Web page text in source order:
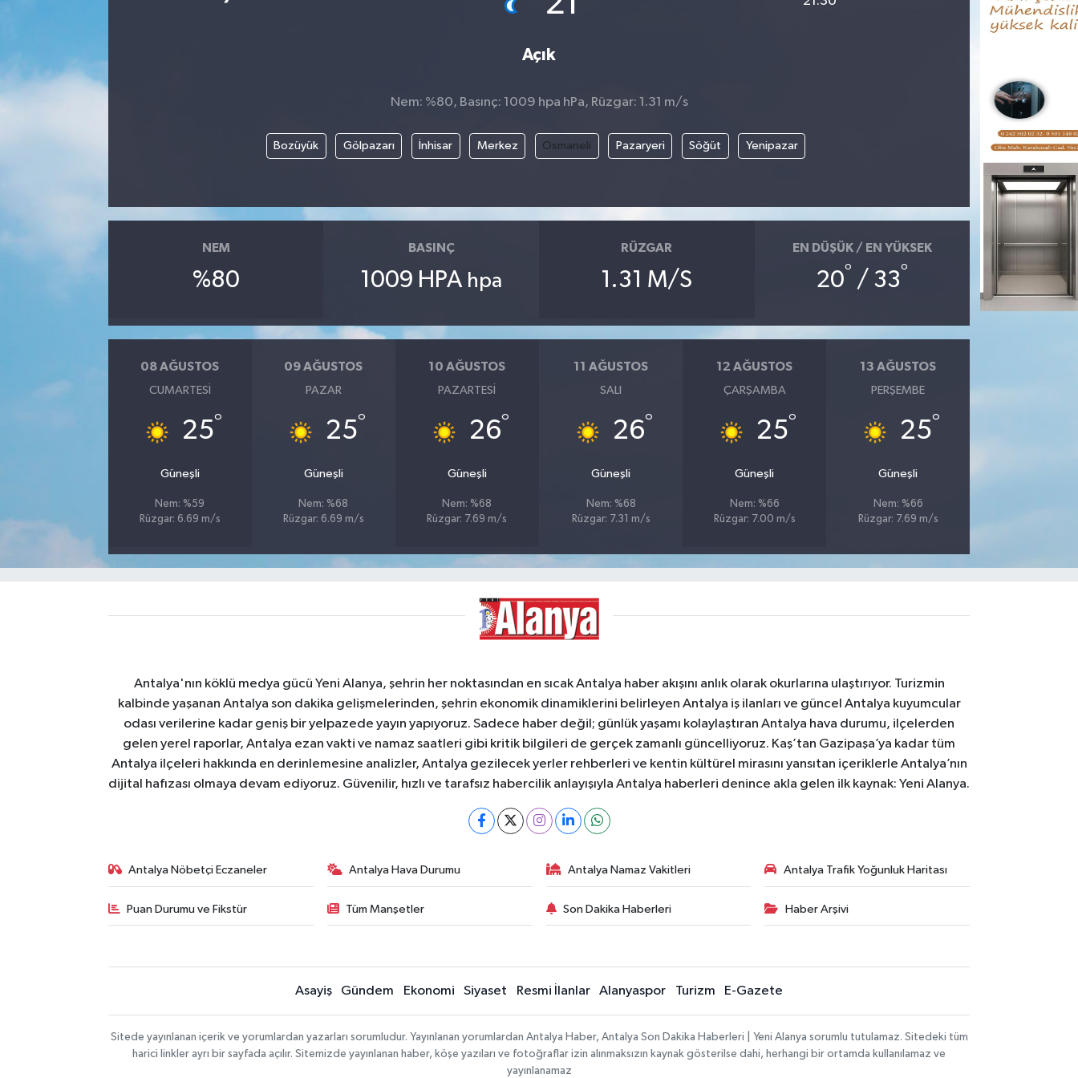
Açık
Nem: %80, Basınç: 1009 hpa hPa, Rüzgar: 1.31 m/s
Bozüyük Gölpazarı İnhisar Merkez Osmaneli Pazaryeri Söğüt Yenipazar
NEM
%80
BASINÇ
1009 HPA hpa
RÜZGAR
1.31 M/S
EN DÜŞÜK / EN YÜKSEK
20° / 33°
08 AĞUSTOS
CUMARTESI
25°
Güneşli
Nem: %59
Rüzgar: 6.69 m/s
09 AĞUSTOS
PAZAR
25°
Güneşli
Nem: %68
Rüzgar: 6.69 m/s
10 AĞUSTOS
PAZARTESI
26°
Güneşli
Nem: %68
Rüzgar: 7.69 m/s
11 AĞUSTOS
SALI
26°
Güneşli
Nem: %68
Rüzgar: 7.31 m/s
12 AĞUSTOS
ÇARŞAMBA
25°
Güneşli
Nem: %66
Rüzgar: 7.00 m/s
13 AĞUSTOS
PERŞEMBE
25°
Güneşli
Nem: %66
Rüzgar: 7.69 m/s
Antalya'nın köklü medya gücü Yeni Alanya, şehrin her noktasından en sıcak Antalya haber akışını anlık olarak okurlarına ulaştırıyor. Turizmin
kalbinde yaşanan Antalya son dakika gelişmelerinden, şehrin ekonomik dinamiklerini belirleyen Antalya iş ilanları ve güncel Antalya kuyumcular
odası verilerine kadar geniş bir yelpazede yayın yapıyoruz. Sadece haber değil; günlük yaşamı kolaylaştıran Antalya hava durumu, ilçelerden
gelen yerel raporlar, Antalya ezan vakti ve namaz saatleri gibi kritik bilgileri de gerçek zamanlı güncelliyoruz. Kaş’tan Gazipaşa’ya kadar tüm
Antalya ilçeleri hakkında en derinlemesine analizler, Antalya gezilecek yerler rehberleri ve kentin kültürel mirasını yansıtan içeriklerle Antalya’nın
dijital hafızası olmaya devam ediyoruz. Güvenilir, hızlı ve tarafsız habercilik anlayışıyla Antalya haberleri denince akla gelen ilk kaynak: Yeni Alanya.
Antalya Nöbetçi Eczaneler Antalya Hava Durumu Antalya Namaz Vakitleri Antalya Trafik Yoğunluk Haritası
Puan Durumu ve Fikstür Tüm Manşetler Son Dakika Haberleri Haber Arşivi
Asayiş Gündem Ekonomi Siyaset Resmi İlanlar Alanyaspor Turizm E-Gazete
Sitede yayınlanan içerik ve yorumlardan yazarları sorumludur. Yayınlanan yorumlardan Antalya Haber, Antalya Son Dakika Haberleri | Yeni Alanya sorumlu tutulamaz. Sitedeki tüm
harici linkler ayrı bir sayfada açılır. Sitemizde yayınlanan haber, köşe yazıları ve fotoğraflar izin alınmaksızın kaynak gösterilse dahi, herhangi bir ortamda kullanılamaz ve
yayınlanamaz